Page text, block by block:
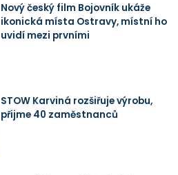
Nový český film Bojovník ukáže
ikonická místa Ostravy, místní ho
uvidí mezi prvními
STOW Karviná rozšiřuje výrobu,
přijme 40 zaměstnanců